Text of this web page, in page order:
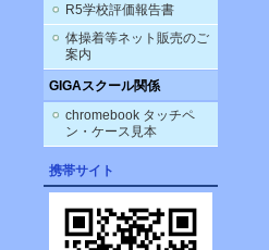
R5学校評価報告書
体操着等ネット販売のご
案内
GIGAスクール関係
chromebook タッチペ
ン・ケース見本
携帯サイト